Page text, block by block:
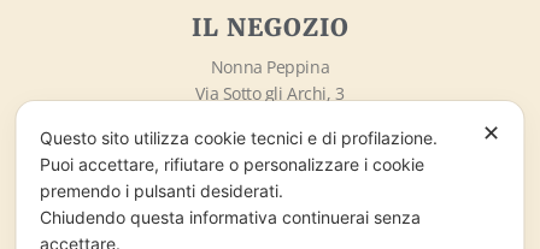
IL NEGOZIO
Nonna Peppina
Via Sotto gli Archi, 3
info@nonnapeppina.it
Market lo Chalet di Marzaro Antonio
P.Iva 01998380669
✕
Questo sito utilizza cookie tecnici e di profilazione.
Puoi accettare, rifiutare o personalizzare i cookie
premendo i pulsanti desiderati.
Chiudendo questa informativa continuerai senza
accettare.